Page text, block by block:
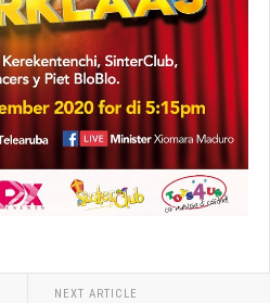
NEXT ARTICLE